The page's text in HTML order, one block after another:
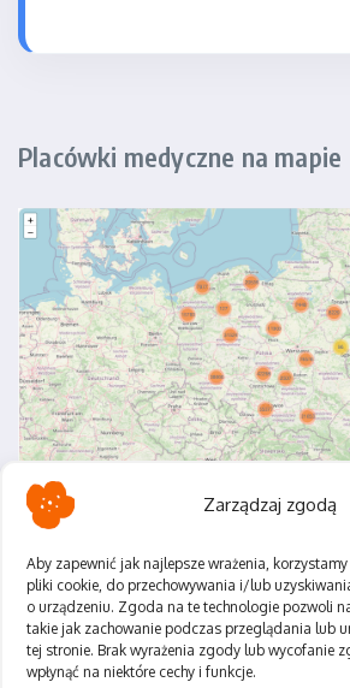
Zarządzaj zgodą
Aby zapewnić jak najlepsze wrażenia,
pliki cookie, do przechowywania i/lub
o urządzeniu. Zgoda na te technologie pozwoli
takie jak zachowanie podczas przeglądania lub
tej stronie. Brak wyrażenia zgody lub wycofanie
wpłynąć na niektóre cechy i funkcje.
Placówki medyczne na mapie
Polityka Prywatności
Regulamin